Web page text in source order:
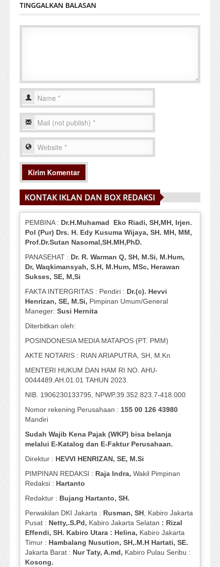
TINGGALKAN BALASAN
KONTAK IKLAN DAN BOX REDAKSI
PEMBINA : Dr.H.Muhamad Eko Riadi, SH,MH, Irjen.
Pol (Pur) Drs. H. Edy Kusuma Wijaya, SH. MH, MM,
Prof.Dr.Sutan Nasomal,SH.MH,PhD.
PANASEHAT : Dr. R. Warman Q, SH, M.Si, M.Hum,
Dr, Waqkimansyah, S.H, M.Hum, MSc, Herawan
Sukses, SE, M,Si
FAKTA INTERGRITAS : Pendiri : Dr.(c). Hevvi
Henrizan, SE, M.Si, Pimpinan Umum/General
Maneger: Susi Hernita
Diterbitkan oleh:
POSINDONESIA MEDIA MATAPOS (PT. PMM)
AKTE NOTARIS : RIAN ARIAPUTRA, SH, M.Kn
MENTERI HUKUM DAN HAM RI NO. AHU-
0044489.AH.01.01 TAHUN 2023.
NIB. 1906230133795, NPWP.39.352.823.7-418.000
Nomor rekening Perusahaan : 155 00 126 43980
Mandiri
Sudah Wajib Kena Pajak (WKP) bisa belanja
melalui E-Katalog dan E-Faktur Perusahaan.
Direktur : HEVVI HENRIZAN, SE, M.Si
PIMPINAN REDAKSI : Raja Indra, Wakil Pimpinan
Redaksi : Hartanto
Redaktur : Bujang Hartanto, SH.
Perwakilan DKI Jakarta : Rusman, SH, Kabiro Jakarta
Pusat : Netty,.S.Pd, Kabiro Jakarta Selatan : Rizal
Effendi, SH. Kabiro Utara : Helina, Kabiro Jakarta
Timur : Hambalang Nusution, SH,.M.H Hartati, SE.
Jakarta Barat : Nur Taty, A.md, Kabiro Pulau Seribu :
Kosong.